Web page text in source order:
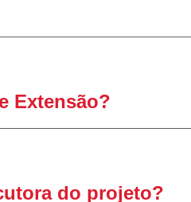
Extensão?
do projeto?